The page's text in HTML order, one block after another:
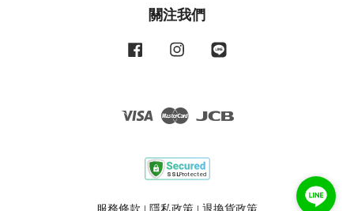
關注我們
Facebook Instagram
Visa Master